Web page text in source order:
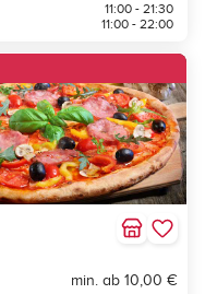
11:00 - 21:30
11:00 - 22:00
min. ab 10,00 €